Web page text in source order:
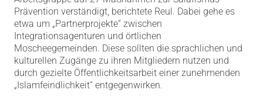
Prävention verständigt, berichtete Reul. Dabei gehe es
etwa um „Partnerprojekte“ zwischen
Integrationsagenturen und örtlichen
Moscheegemeinden. Diese sollten die sprachlichen und
kulturellen Zugänge zu ihren Mitgliedern nutzen und
durch gezielte Öffentlichkeitsarbeit einer zunehmenden
„Islamfeindlichkeit“ entgegenwirken.